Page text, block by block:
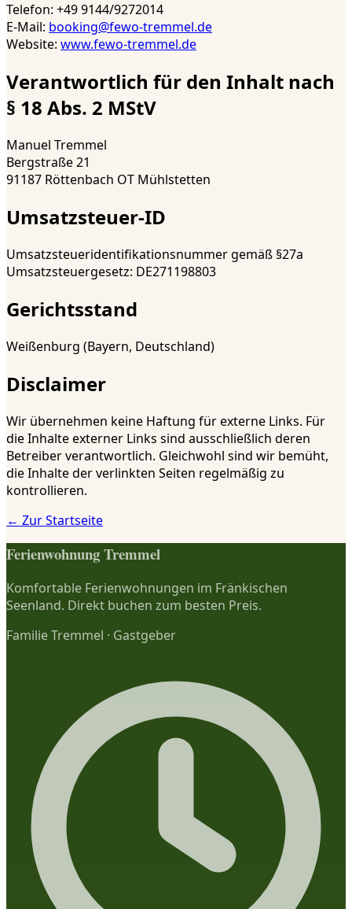
Telefon: +49 9144/9272014
E-Mail: booking@fewo-tremmel.de
Website: www.fewo-tremmel.de
Verantwortlich für den Inhalt nach
§ 18 Abs. 2 MStV
Manuel Tremmel
Bergstraße 21
91187 Röttenbach OT Mühlstetten
Umsatzsteuer-ID
Umsatzsteueridentifikationsnummer gemäß §27a
Umsatzsteuergesetz: DE271198803
Gerichtsstand
Weißenburg (Bayern, Deutschland)
Disclaimer
Wir übernehmen keine Haftung für externe Links. Für
die Inhalte externer Links sind ausschließlich deren
Betreiber verantwortlich. Gleichwohl sind wir bemüht,
die Inhalte der verlinkten Seiten regelmäßig zu
kontrollieren.
← Zur Startseite
Ferienwohnung Tremmel
Komfortable Ferienwohnungen im Fränkischen
Seenland. Direkt buchen zum besten Preis.
Familie Tremmel · Gastgeber